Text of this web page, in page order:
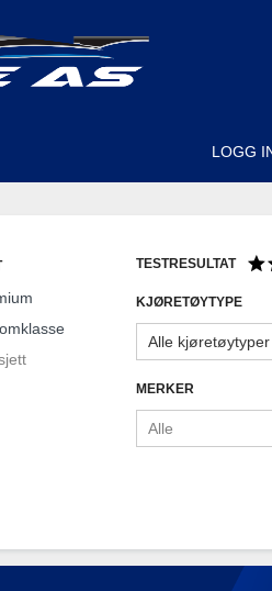
LOGG
TESTRESULTAT
KJØRETØYTYPE
Alle kjøretøytyper
MERKER
Alle